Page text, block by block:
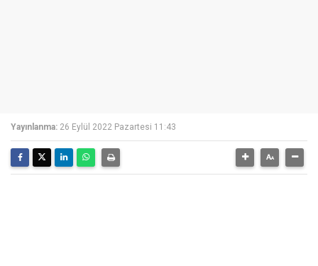
Yayınlanma: 26 Eylül 2022 Pazartesi 11:43